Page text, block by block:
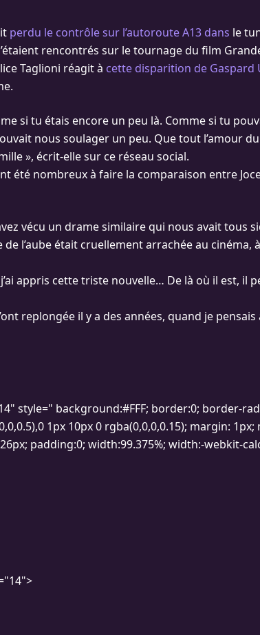
perdu le contrôle sur l’autoroute A13 dans le
rencontrés sur le tournage du film
Taglioni réagit à cette disparition de Gaspard
si tu étais encore un peu là. Comme si tu
nous soulager un peu. Que tout l’amour
», écrit-elle sur ce réseau social.
été nombreux à faire la comparaison entre
vécu un drame similaire qui nous avait tous
l’aube était cruellement arrachée au cinéma,
j’ai appris cette triste nouvelle… De là où il est, il
replongée il y a des années, quand je
style=" background:#FFF; border:0; border-
1px 10px 0 rgba(0,0,0,0.15); margin: 1px;
padding:0; width:99.375%; width:-webkit-